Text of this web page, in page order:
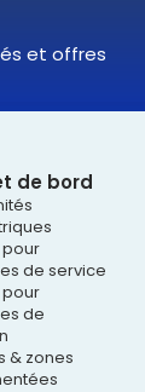
et offres
de bord
pour
de service
pour
de
& zones